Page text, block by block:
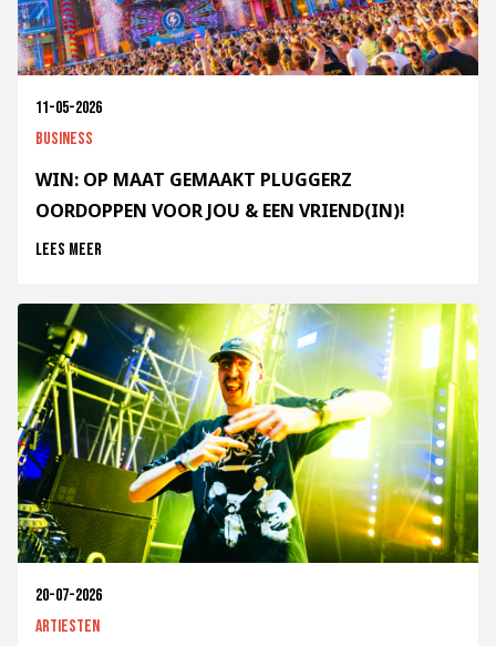
11-05-2026
Business
WIN: OP MAAT GEMAAKT PLUGGERZ
OORDOPPEN VOOR JOU & EEN VRIEND(IN)!
Lees meer
20-07-2026
Artiesten